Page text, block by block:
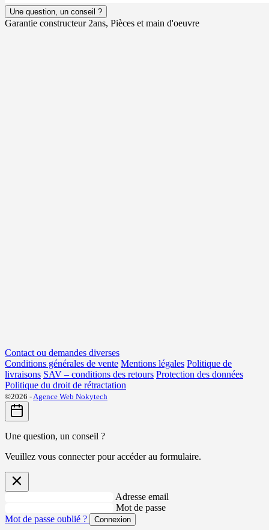
Une question, un conseil ?
Garantie constructeur 2ans, Pièces et main d'oeuvre
Contact ou demandes diverses
Conditions générales de vente Mentions légales Politique de
livraisons SAV – conditions des retours Protection des données
Politique du droit de rétractation
©2026 -Agence Web Nokytech
Une question, un conseil ?
Veuillez vous connecter pour accéder au formulaire.
Adresse email
Mot de passe
Mot de passe oublié ?
Connexion